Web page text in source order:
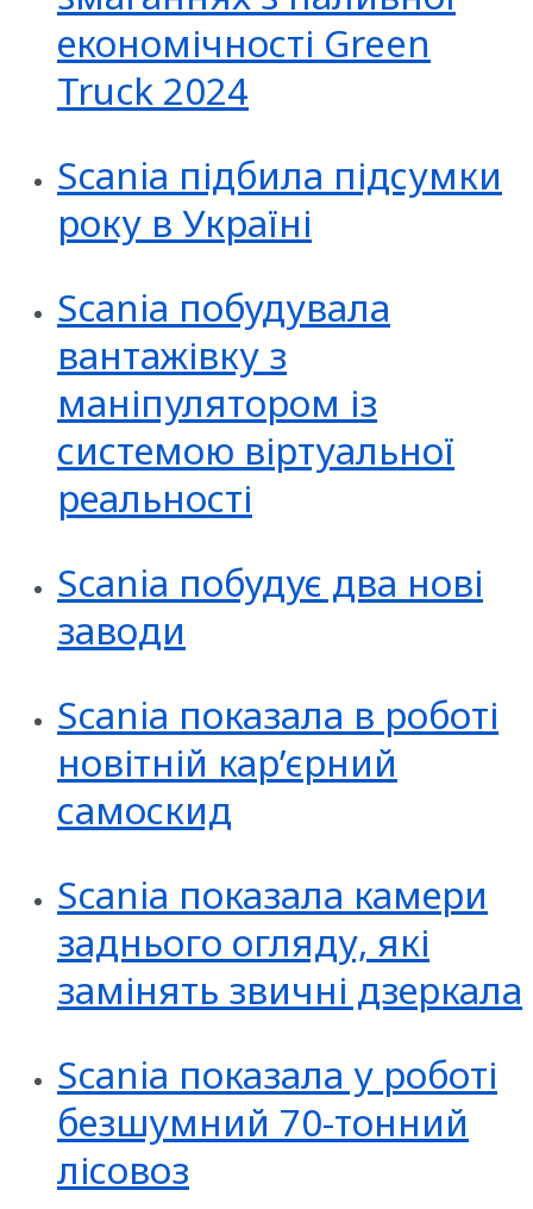
економічності Green
Truck 2024
Scania підбила підсумки
року в Україні
Scania побудувала
вантажівку з
маніпулятором із
системою віртуальної
реальності
Scania побудує два нові
заводи
Scania показала в роботі
новітній кар’єрний
самоскид
Scania показала камери
заднього огляду, які
замінять звичні дзеркала
Scania показала у роботі
безшумний 70-тонний
лісовоз